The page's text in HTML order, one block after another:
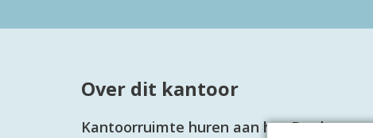
Over dit kantoor
Kantoorruimte huren aan het